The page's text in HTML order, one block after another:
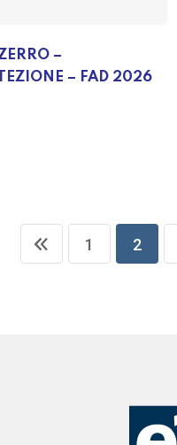
–
– FAD 2026
1 2